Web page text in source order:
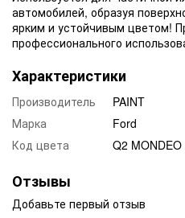
автомобилей, образуя
ярким и устойчивым цветом!
профессионального
Характеристики
Производитель
PAINT
Марка
Ford
Код цвета
Q2 MONDEO
Отзывы
Добавьте первый отзыв